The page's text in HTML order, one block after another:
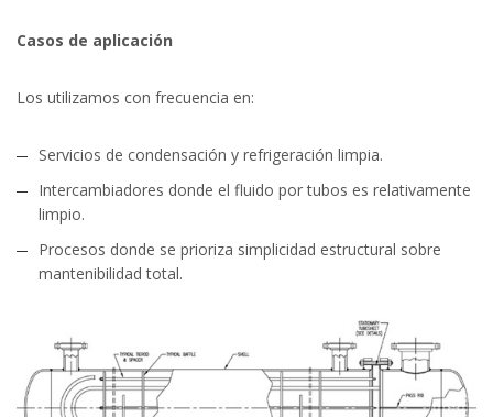
Casos de aplicación
Los utilizamos con frecuencia en:
Servicios de condensación y refrigeración limpia.
Intercambiadores donde el fluido por tubos es relativamente
limpio.
Procesos donde se prioriza simplicidad estructural sobre
mantenibilidad total.